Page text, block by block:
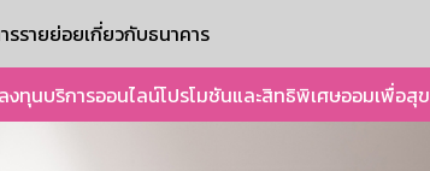
รรายย่อยเกี่ยวกับธนาคาร
ลงทุนบริการออนไลน์โปรโมชันและสิทธิพิเศษออมเพื่อสุข